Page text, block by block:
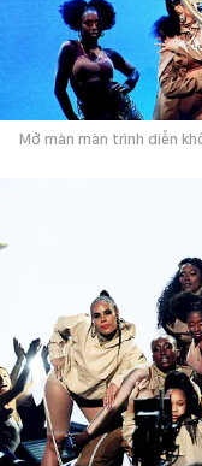
Mở màn màn trình diễn